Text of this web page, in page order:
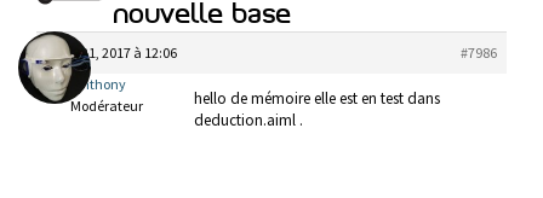
nouvelle base
mars 21, 2017 à 12:06
#7986
anthony
Modérateur
hello de mémoire elle est en test dans
deduction.aiml .